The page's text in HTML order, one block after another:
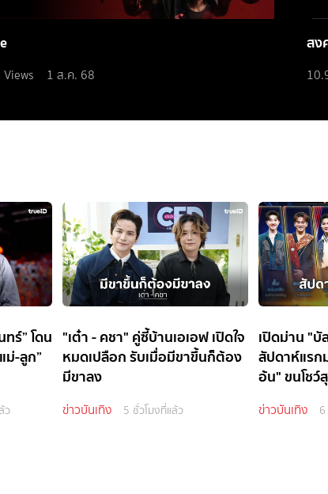
Views 1 ส.ค. 68
สง
ร์” โดน
ม่-ลูก”
ว
"เต๋า - คชา" คู่ซี้บ้านเอเอฟ เปิดใจ
หมดเปลือก รับเมื่อมีขาขึ้นก็ต้อง
มีขาลง
ข่าวบันเทิง 5 ชั่วโมงที่แล้ว
เปิดม่าน "
สัปดาห์แร
อ้น" ขนโชว์
ข่าวบันเทิง